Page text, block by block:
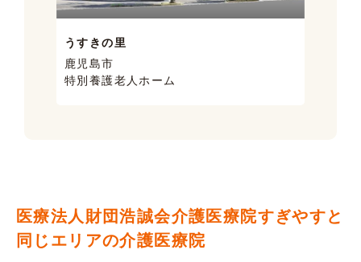
うすきの里
鹿児島市
特別養護老人ホーム
医療法人財団浩誠会介護医療院すぎやすと
同じエリアの介護医療院